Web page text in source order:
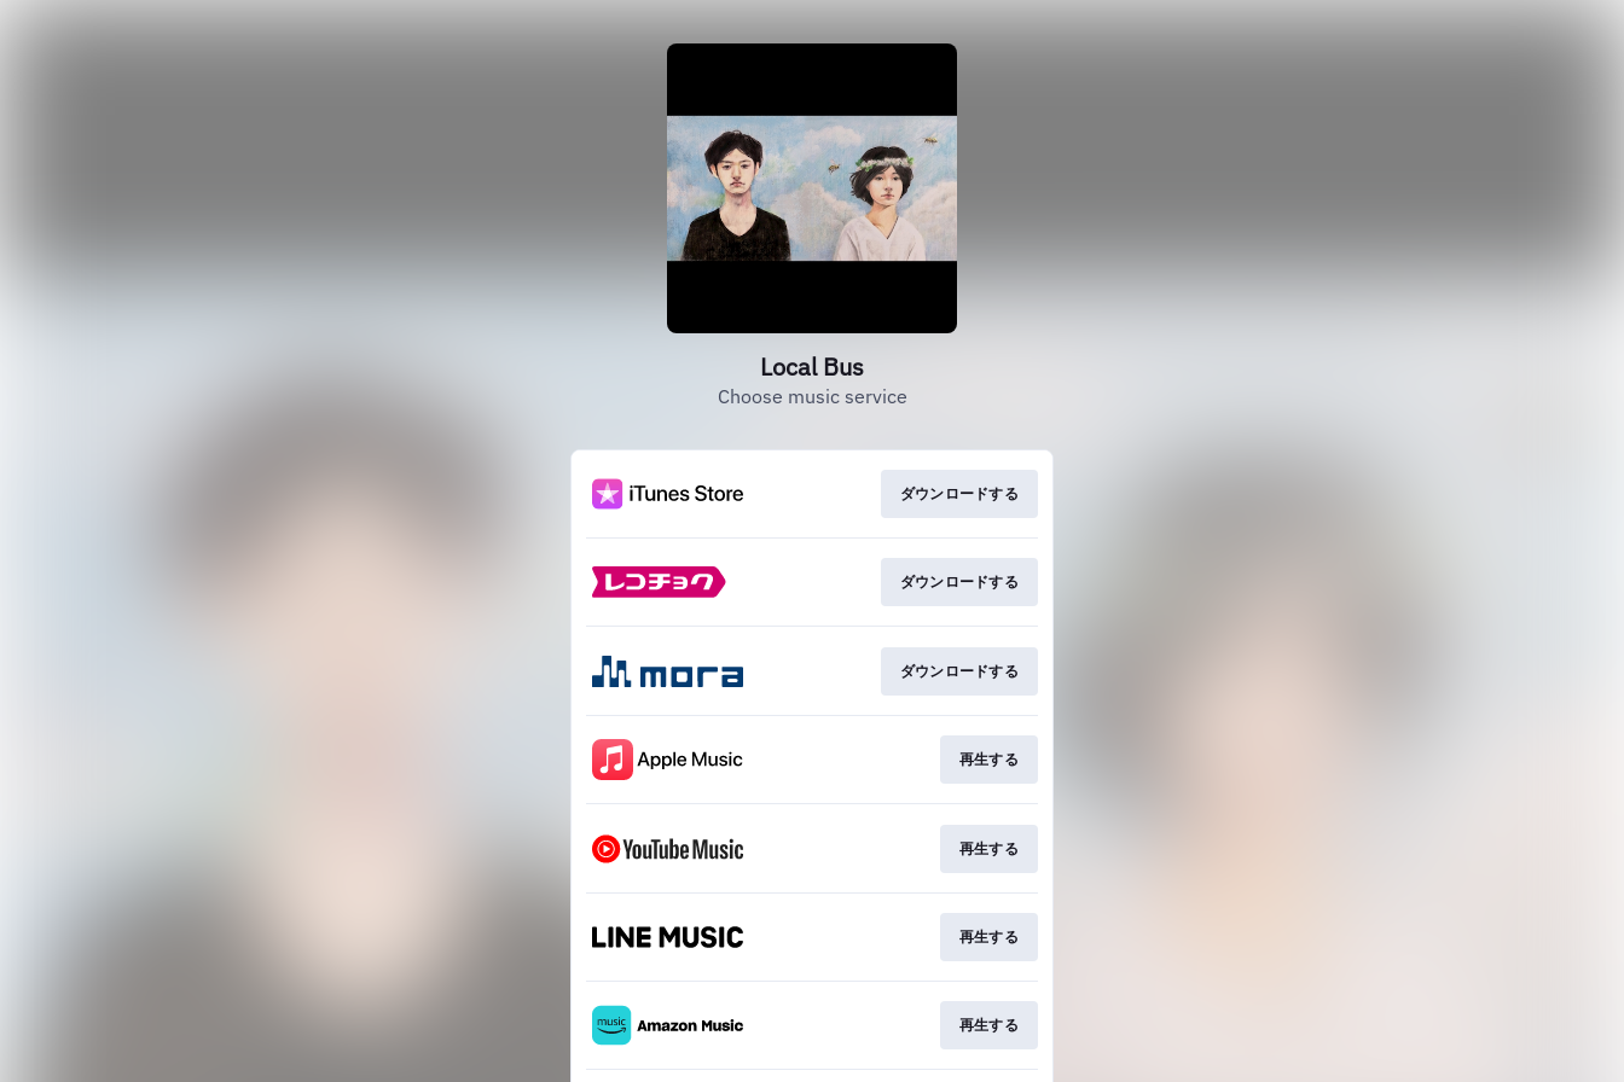
Local Bus
Choose music service
ダウンロードする
ダウンロードする
ダウンロードする
再生する
再生する
再生する
再生する